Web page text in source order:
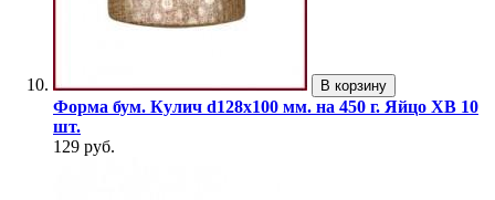
В корзину
Форма бум. Кулич d128х100 мм. на 450 г. Яйцо ХВ 10
шт.
129 руб.